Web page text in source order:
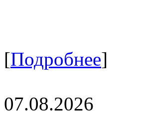
[Подробнее]
07.08.2026